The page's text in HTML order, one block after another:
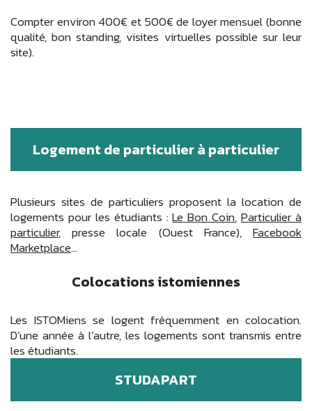
Compter environ 400€ et 500€ de loyer mensuel (bonne
qualité, bon standing, visites virtuelles possible sur leur
site).
Logement de particulier à particulier
Plusieurs sites de particuliers proposent la location de
logements pour les étudiants :Le Bon Coin,Particulier à
particulier, presse locale (Ouest France), Facebook
Marketplace...
Colocations istomiennes
Les ISTOMiens se logent fréquemment en colocation.
D’une année à l’autre, les logements sont transmis entre
les étudiants.
STUDAPART